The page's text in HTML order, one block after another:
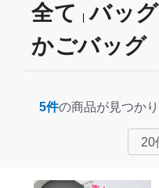
全て バッ
かごバッグ
5件の商品が見つか